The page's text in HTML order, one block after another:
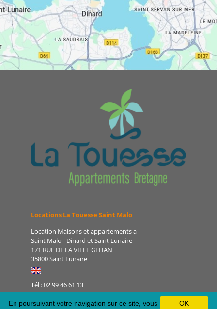
Locations La Touesse Saint Malo
Location Maisons et appartements a
Saint Malo - Dinard et Saint Lunaire
171 RUE DE LA VILLE GEHAN
35800 Saint Lunaire
Tél : 02 99 46 61 13
E-mail : camping-de-la-
touesse@orange.fr
OK
En poursuivant votre navigation sur ce site, vous